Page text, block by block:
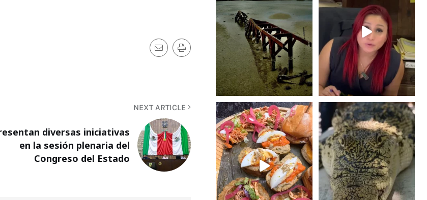
NEXT ARTICLE
diversas iniciativas
en la sesión plenaria del
Congreso del Estado